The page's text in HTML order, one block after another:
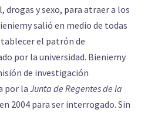
y sexo, para atraer a los
salió en medio de todas
el patrón de
por la universidad. Bieniemy
de investigación
por la Junta de Regentes de la
en 2004 para ser interrogado. Sin